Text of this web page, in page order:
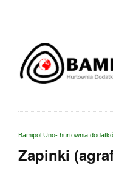
Bamipol Uno- hurtownia
Zapinki